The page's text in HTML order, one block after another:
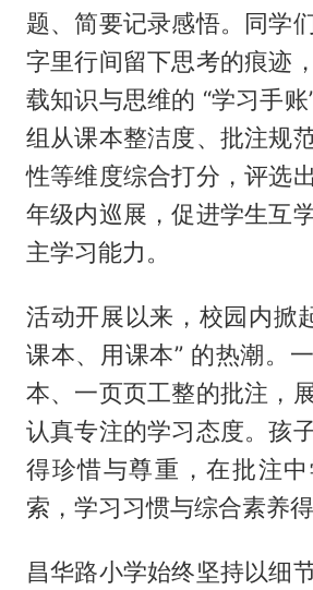
题、简要记录感悟。同学
字里行间留下思考的痕迹
载知识与思维的 “学习手
组从课本整洁度、批注规
性等维度综合打分，评选
年级内巡展，促进学生互
主学习能力。
活动开展以来，校园内掀
课本、用课本” 的热潮。
本、一页页工整的批注，
认真专注的学习态度。孩
得珍惜与尊重，在批注
索，学习习惯与综合素养得
昌华路小学始终坚持以细